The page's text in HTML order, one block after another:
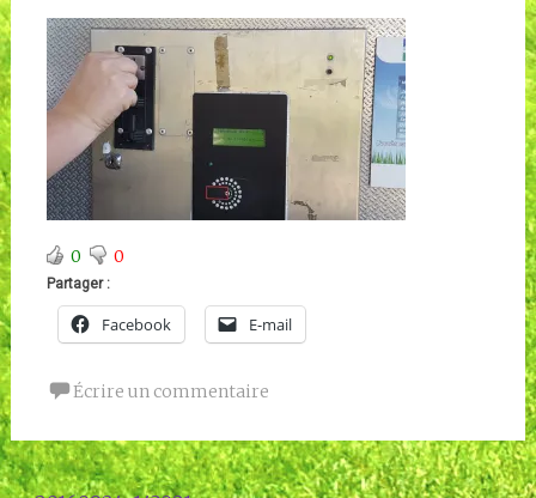
0 0
Partager :
Facebook E-mail
Écrire un commentaire